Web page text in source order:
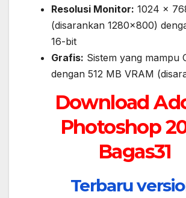
Resolusi Monitor: 1024 x
(disarankan 1280×800)
16-bit
Grafis: Sistem yang mampu
dengan 512 MB VRAM
Download
Photoshop
Bagas31
Terbaru